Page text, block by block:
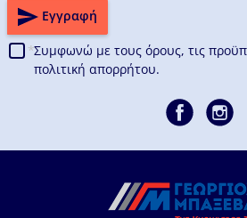
Εγγραφή
Συμφωνώ με τους όρους, τις
πολιτική απορρήτου.